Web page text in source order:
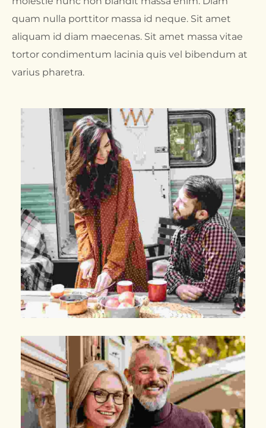
quam nulla porttitor massa id neque. Sit amet
aliquam id diam maecenas. Sit amet massa vitae
tortor condimentum lacinia quis vel bibendum at
varius pharetra.